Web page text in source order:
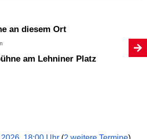
an diesem Ort
am Lehniner Platz